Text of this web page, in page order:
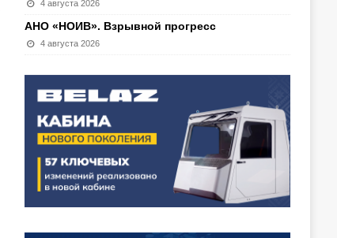
4 августа 2026
АНО «НОИВ». Взрывной прогресс
4 августа 2026